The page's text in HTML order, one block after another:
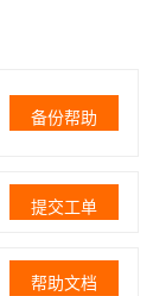
备份帮助
提交工单
帮助文档